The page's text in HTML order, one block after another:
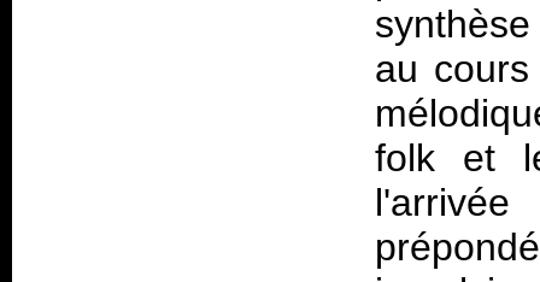
au
folk et